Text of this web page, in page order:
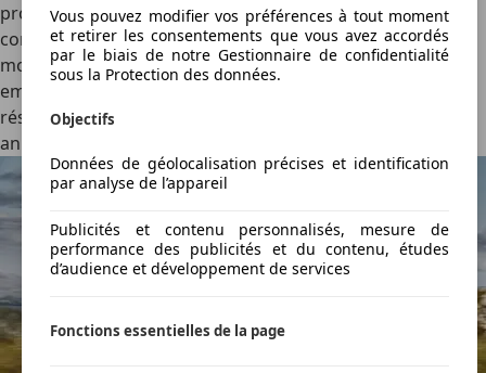
propulsé par une pile à combustible. Développée
conjointement avec Toyota, elle alimente un groupe
motopropulseur compact associé à un stockage
embarqué d'environ 7 kg d'hydrogène réparti dans sept
réservoirs plats intégrés au plancher. L'autonomie
annoncée atteint 750 km.
Vous pouvez modifier vos préférences à tout moment
et retirer les consentements que vous avez accordés
par le biais de notre Gestionnaire de confidentialité
sous la Protection des données.
Objectifs
Données de géolocalisation précises et identification
par analyse de l’appareil
Publicités et contenu personnalisés, mesure de
performance des publicités et du contenu, études
d’audience et développement de services
Fonctions essentielles de la page